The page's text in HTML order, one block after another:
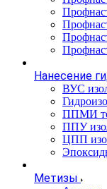
Нанесение
ВУС
ППМИ
ППУ
ЦПП
Метизы